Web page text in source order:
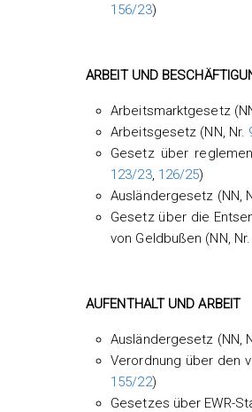
156/23)
ARBEIT UND
Arbeitsmarktgesetz
Arbeitsgesetz (NN, Nr.
Gesetz über
123/23, 126/25)
Ausländergesetz (NN,
Gesetz über die
von Geldbußen (NN, Nr.
AUFENTHALT UND ARBEIT
Ausländergesetz (NN,
Verordnung über den
155/22)
Gesetzes über EWR-